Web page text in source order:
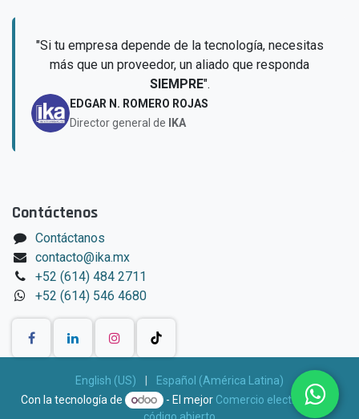
"Si tu empresa depende de la tecnología, necesitas
más que un proveedor, un aliado que responda
SIEMPRE".
EDGAR N. ROMERO ROJAS
Director general de
IKA
Contáctenos
Contáctanos
contacto@ika.mx
+52 (614) 484 2711
+52 (614) 546 4680
English (US)
Español (América Latina)
Con la tecnología de
- El mejor Comercio electrónico de